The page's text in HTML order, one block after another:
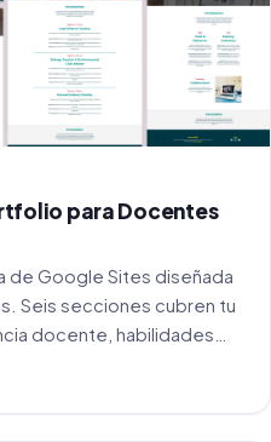
para Docentes
de Google Sites diseñada
Seis secciones cubren tu
docente, habilidades